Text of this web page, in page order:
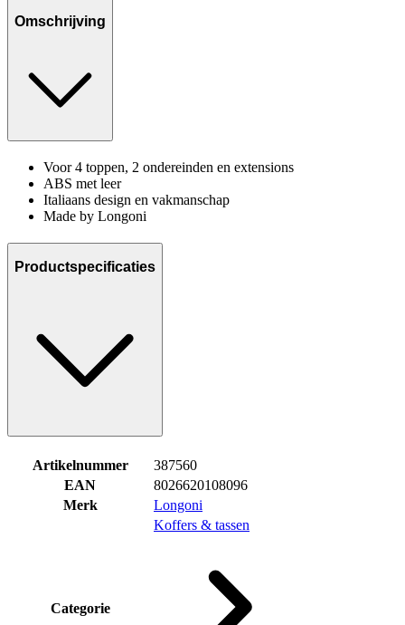
Omschrijving
Voor 4 toppen, 2 ondereinden en extensions
ABS met leer
Italiaans design en vakmanschap
Made by Longoni
Productspecificaties
Artikelnummer
387560
EAN
8026620108096
Merk
Longoni
Categorie
Koffers & tassen